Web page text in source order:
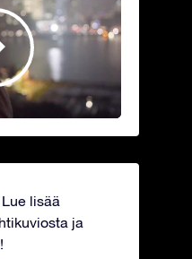
Lue lisää
ja